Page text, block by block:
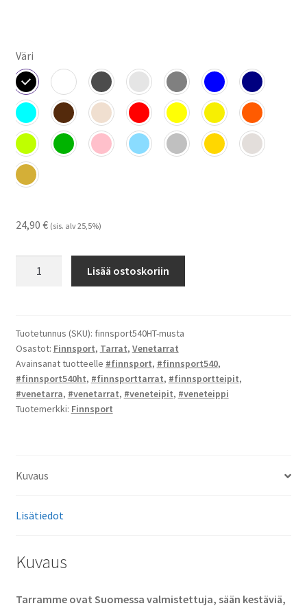
Väri
24,90 € (sis. alv 25,5%)
määrä
Lisää ostoskoriin
Tuotetunnus (SKU): finnsport540HT-musta
Osastot: Finnsport, Tarrat, Venetarrat
Avainsanat tuotteelle #finnsport, #finnsport540,
#finnsport540ht, #finnsporttarrat, #finnsportteipit,
#venetarra, #venetarrat, #veneteipit, #veneteippi
Tuotemerkki: Finnsport
Kuvaus
Lisätiedot
Kuvaus
Tarramme ovat Suomessa valmistettuja, sään kestäviä,